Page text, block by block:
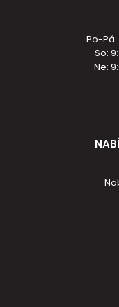
Po-Pá:
So:
Ne: